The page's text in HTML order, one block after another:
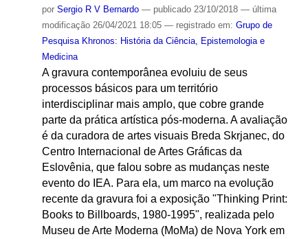
por Sergio R V Bernardo — publicado23/10/2018 — última
modificação26/04/2021 18:05 — registrado em: Grupo de
Pesquisa Khronos: História da Ciência, Epistemologia e
Medicina
A gravura contemporânea evoluiu de seus
processos básicos para um território
interdisciplinar mais amplo, que cobre grande
parte da prática artística pós-moderna. A avaliação
é da curadora de artes visuais Breda Skrjanec, do
Centro Internacional de Artes Gráficas da
Eslovênia, que falou sobre as mudanças neste
evento do IEA. Para ela, um marco na evolução
recente da gravura foi a exposição "Thinking Print:
Books to Billboards, 1980-1995", realizada pelo
Museu de Arte Moderna (MoMa) de Nova York em